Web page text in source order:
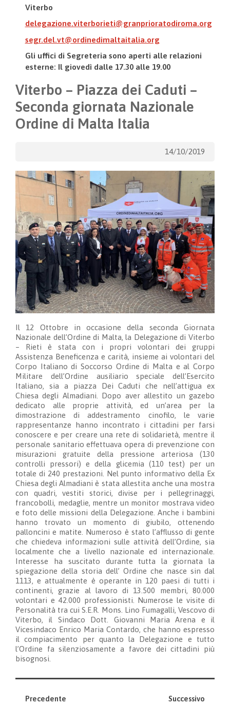
Viterbo
delegazione.viterborieti@granprioratodiroma.org
segr.del.vt@ordinedimaltaitalia.org
Gli uffici di Segreteria sono aperti alle relazioni
esterne: Il giovedì dalle 17.30 alle 19.00
Viterbo – Piazza dei Caduti –
Seconda giornata Nazionale
Ordine di Malta Italia
14/10/2019
Il 12 Ottobre in occasione della seconda Giornata
Nazionale dell’Ordine di Malta, la Delegazione di Viterbo
– Rieti è stata con i propri volontari dei gruppi
Assistenza Beneficenza e carità, insieme ai volontari del
Corpo Italiano di Soccorso Ordine di Malta e al Corpo
Militare dell’Ordine ausiliario speciale dell’Esercito
Italiano, sia a piazza Dei Caduti che nell’attigua ex
Chiesa degli Almadiani. Dopo aver allestito un gazebo
dedicato alle proprie attività, ed un’area per la
dimostrazione di addestramento cinofilo, le varie
rappresentanze hanno incontrato i cittadini per farsi
conoscere e per creare una rete di solidarietà, mentre il
personale sanitario effettuava opera di prevenzione con
misurazioni gratuite della pressione arteriosa (130
controlli pressori) e della glicemia (110 test) per un
totale di 240 prestazioni. Nel punto informativo della Ex
Chiesa degli Almadiani è stata allestita anche una mostra
con quadri, vestiti storici, divise per i pellegrinaggi,
francobolli, medaglie, mentre un monitor mostrava video
e foto delle missioni della Delegazione. Anche i bambini
hanno trovato un momento di giubilo, ottenendo
palloncini e matite. Numeroso è stato l’afflusso di gente
che chiedeva informazioni sulle attività dell’Ordine, sia
localmente che a livello nazionale ed internazionale.
Interesse ha suscitato durante tutta la giornata la
spiegazione della storia dell’ Ordine che nasce sin dal
1113, e attualmente è operante in 120 paesi di tutti i
continenti, grazie al lavoro di 13.500 membri, 80.000
volontari e 42.000 professionisti. Numerose le visite di
Personalità tra cui S.E.R. Mons. Lino Fumagalli, Vescovo di
Viterbo, il Sindaco Dott. Giovanni Maria Arena e il
Vicesindaco Enrico Maria Contardo, che hanno espresso
il compiacimento per quanto la Delegazione e tutto
l’Ordine fa silenziosamente a favore dei cittadini più
bisognosi.
Precedente Successivo